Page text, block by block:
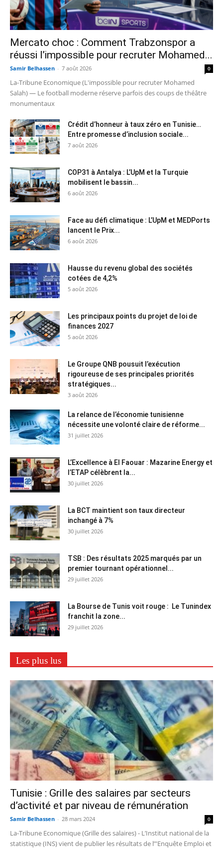
Mercato choc : Comment Trabzonspor a
réussi l’impossible pour recruter Mohamed...
Samir Belhassen - 7 août 2026 0
La-Tribune Economique (L'impossible pour recruter Mohamed
Salah) — Le football moderne réserve parfois des coups de théâtre
monumentaux
Crédit d’honneur à taux zéro en Tunisie…
Entre promesse d’inclusion sociale...
7 août 2026
COP31 à Antalya : L’UpM et la Turquie
mobilisent le bassin...
6 août 2026
Face au défi climatique : L’UpM et MEDPorts
lancent le Prix...
6 août 2026
Hausse du revenu global des sociétés
cotées de 4,2%
5 août 2026
Les principaux points du projet de loi de
finances 2027
5 août 2026
Le Groupe QNB pousuit l’exécution
rigoureuse de ses principales priorités
stratégiques...
3 août 2026
La relance de l’économie tunisienne
nécessite une volonté claire de réforme...
31 juillet 2026
L’Excellence à El Faouar : Mazarine Energy et
l’ETAP célèbrent la...
30 juillet 2026
La BCT maintient son taux directeur
inchangé à 7%
30 juillet 2026
TSB : Des résultats 2025 marqués par un
premier tournant opérationnel...
29 juillet 2026
La Bourse de Tunis voit rouge : Le Tunindex
franchit la zone...
29 juillet 2026
Les plus lus
Tunisie : Grille des salaires par secteurs
d’activité et par niveau de rémunération
Samir Belhassen - 28 mars 2024 0
La-Tribune Economique (Grille des salaires) - L’Institut national de la
statistique (INS) vient de publier les résultats de l’"Enquête Emploi et